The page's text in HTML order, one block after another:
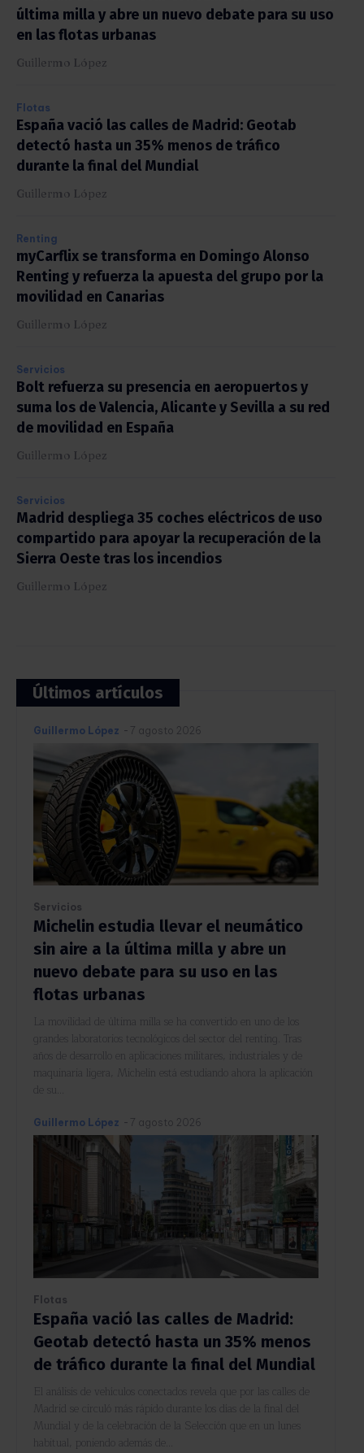
última milla y abre un nuevo debate para su uso
en las flotas urbanas
Guillermo López
Flotas
España vació las calles de Madrid: Geotab
detectó hasta un 35% menos de tráfico
durante la final del Mundial
Guillermo López
Renting
myCarflix se transforma en Domingo Alonso
Renting y refuerza la apuesta del grupo por la
movilidad en Canarias
Guillermo López
Servicios
Bolt refuerza su presencia en aeropuertos y
suma los de Valencia, Alicante y Sevilla a su red
de movilidad en España
Guillermo López
Servicios
Madrid despliega 35 coches eléctricos de uso
compartido para apoyar la recuperación de la
Sierra Oeste tras los incendios
Guillermo López
Últimos artículos
Guillermo López - 7 agosto 2026
Servicios
Michelin estudia llevar el neumático
sin aire a la última milla y abre un
nuevo debate para su uso en las
flotas urbanas
La movilidad de última milla se ha convertido en uno de los
grandes laboratorios tecnológicos del sector del renting. Tras
años de desarrollo en aplicaciones militares, industriales y de
maquinaria ligera, Michelin está estudiando ahora la aplicación
de su...
Guillermo López - 7 agosto 2026
Flotas
España vació las calles de Madrid:
Geotab detectó hasta un 35% menos
de tráfico durante la final del Mundial
El análisis de vehículos conectados revela que por las calles de
Madrid se circuló más rápido durante los días de la final del
Mundial y de la celebración de la Selección que en un lunes
habitual, poniendo además de...